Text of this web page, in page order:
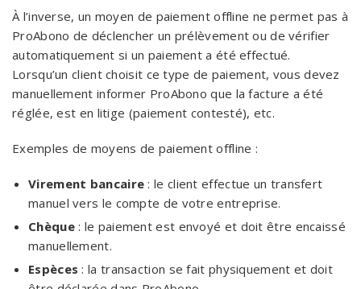
À l’inverse, un moyen de paiement offline ne permet pas à
ProAbono de déclencher un prélèvement ou de vérifier
automatiquement si un paiement a été effectué.
Lorsqu’un client choisit ce type de paiement, vous devez
manuellement informer ProAbono que la facture a été
réglée, est en litige (paiement contesté), etc.
Exemples de moyens de paiement offline :
Virement bancaire : le client effectue un transfert
manuel vers le compte de votre entreprise.
Chèque: le paiement est envoyé et doit être encaissé
manuellement.
Espèces : la transaction se fait physiquement et doit